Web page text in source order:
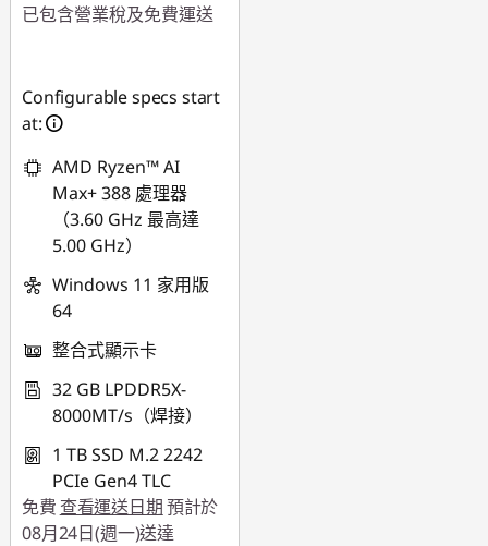
已包含營業稅及免費運送
Configurable specs start
at:
AMD Ryzen™ AI
Max+ 388 處理器
（3.60 GHz 最高達
5.00 GHz）
Windows 11 家用版
64
整合式顯示卡
32 GB LPDDR5X-
8000MT/s（焊接）
1 TB SSD M.2 2242
PCIe Gen4 TLC
免費 查看運送日期預計於
08月24日(週一)送達